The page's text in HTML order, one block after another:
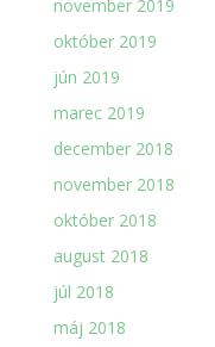
november 2019
október 2019
jún 2019
marec 2019
december 2018
november 2018
október 2018
august 2018
júl 2018
máj 2018